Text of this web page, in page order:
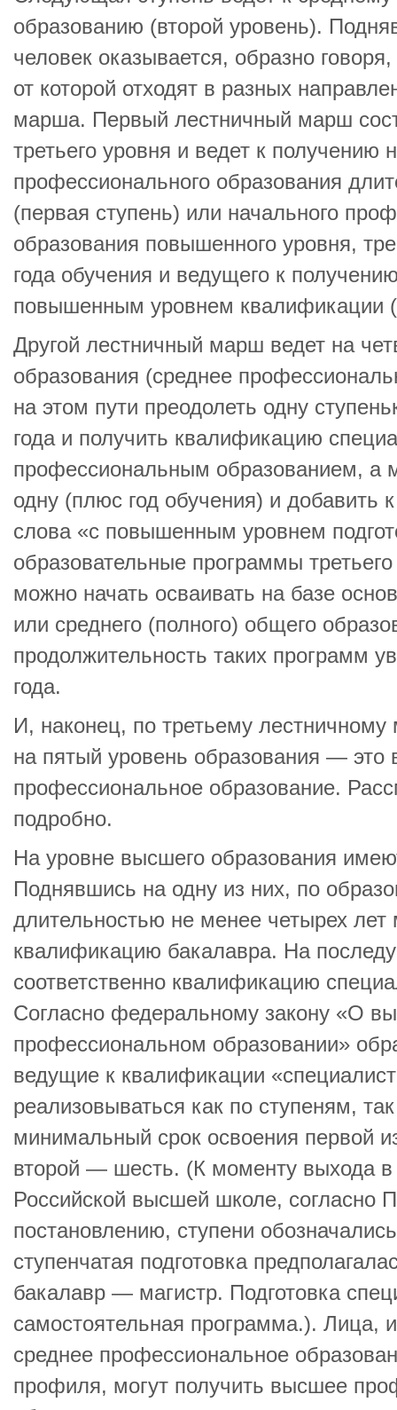
образованию (второй уровень).
человек оказывается, образно
от которой отходят в разных
марша. Первый лестничный марш
третьего уровня и ведет к получению
профессионального образования
(первая ступень) или начального
образования повышенного уровня,
года обучения и ведущего к
повышенным уровнем квалификации
Другой лестничный марш ведет на
образования (среднее
на этом пути преодолеть одну
года и получить квалификацию
профессиональным образованием, а
одну (плюс год обучения) и добавить
слова «с повышенным уровнем
образовательные программы третьего
можно начать осваивать на базе
или среднего (полного) общего
продолжительность таких программ
года.
И, наконец, по третьему
на пятый уровень образования — это
профессиональное образование.
подробно.
На уровне высшего образования
Поднявшись на одну из них, по
длительностью не менее четырех лет
квалификацию бакалавра. На
соответственно квалификацию
Согласно федеральному закону «О
профессиональном образовании»
ведущие к квалификации
реализовываться как по ступеням,
минимальный срок освоения первой
второй — шесть. (К моменту выхода в
Российской высшей школе, согласно
постановлению, ступени
ступенчатая подготовка
бакалавр — магистр. Подготовка
самостоятельная программа.). Лица,
среднее профессиональное
профиля, могут получить высшее